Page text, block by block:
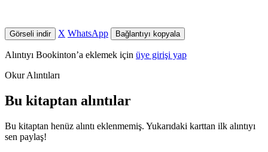
Görseli indir X WhatsApp Bağlantıyı kopyala
Alıntıyı Bookinton’a eklemek için üye girişi yap
Okur Alıntıları
Bu kitaptan alıntılar
Bu kitaptan henüz alıntı eklenmemiş. Yukarıdaki karttan ilk alıntıyı
sen paylaş!